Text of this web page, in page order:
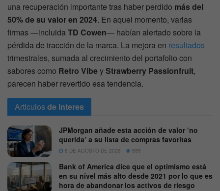
una recuperación importante tras haber perdido más del
50% de su valor en 2024. En aquel momento, varias
firmas —incluidaTD Cowen— habían alertado sobre la
pérdida de tracción de la marca. La mejora en resultados
trimestrales, sumada al crecimiento del portafolio con
sabores como Retro VibeyStrawberry Passionfruit,
parecen haber revertido esa tendencia.
Articulosde interes
JPMorgan añade esta acción de valor ‘no
querida’ a su lista de compras favoritas
8 DE AGOSTO DE 2026 555
Bank of America dice que el optimismo está
en su nivel más alto desde 2021 por lo que es
hora de abandonar los activos de riesgo